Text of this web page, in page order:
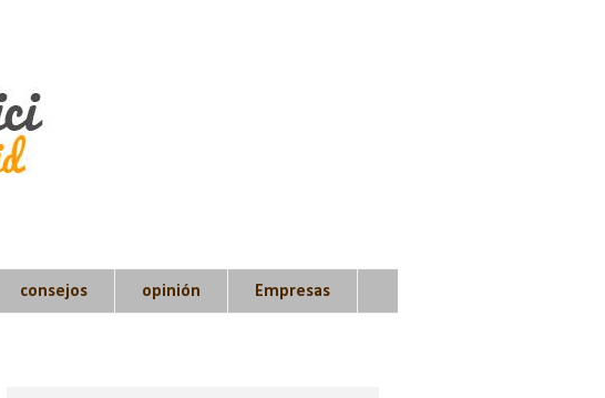
consejos opinión Empresas